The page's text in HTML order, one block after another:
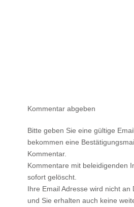
Kommentar abgeben
Bitte geben Sie eine gültige
bekommen eine
Kommentar.
Kommentare mit beleidigenden
sofort gelöscht.
Ihre Email Adresse wird nicht an
und Sie erhalten auch keine